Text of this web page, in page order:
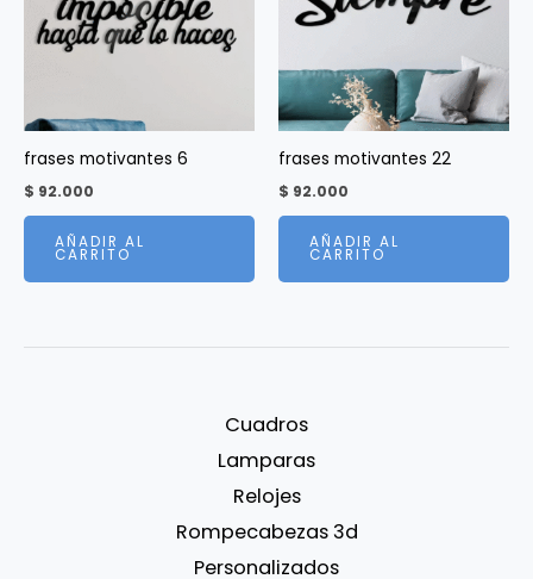
frases motivantes 6
$ 92.000
AÑADIR AL
CARRITO
frases motivantes 22
$ 92.000
AÑADIR AL
CARRITO
Cuadros
Lamparas
Relojes
Rompecabezas 3d
Personalizados